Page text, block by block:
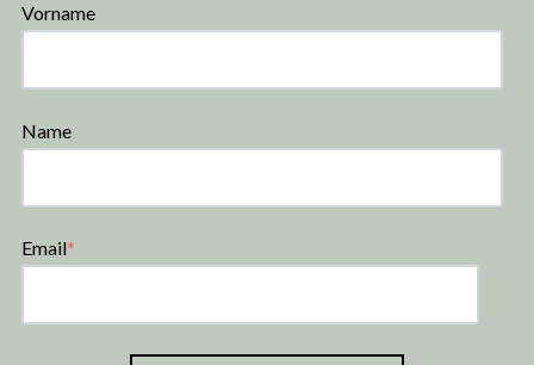
Vorname
Name
Email*